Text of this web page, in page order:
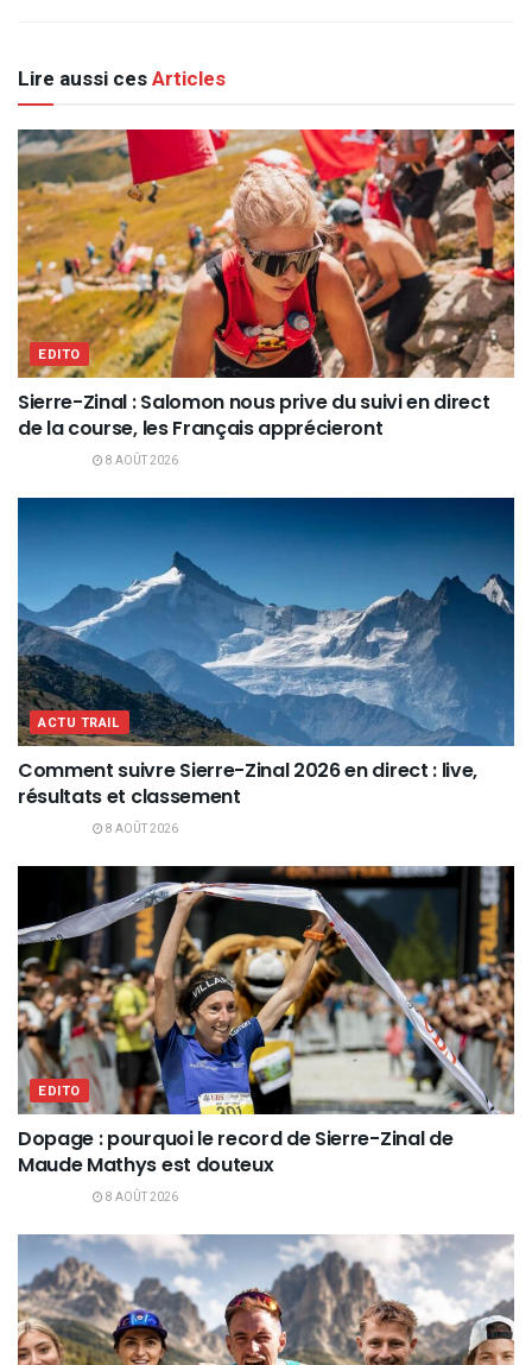
Lire aussi cesArticles
EDITO
Sierre-Zinal : Salomon nous prive du suivi en direct
de la course, les Français apprécieront
8 AOÛT 2026
ACTU TRAIL
Comment suivre Sierre-Zinal 2026 en direct : live,
résultats et classement
8 AOÛT 2026
EDITO
Dopage : pourquoi le record de Sierre-Zinal de
Maude Mathys est douteux
8 AOÛT 2026